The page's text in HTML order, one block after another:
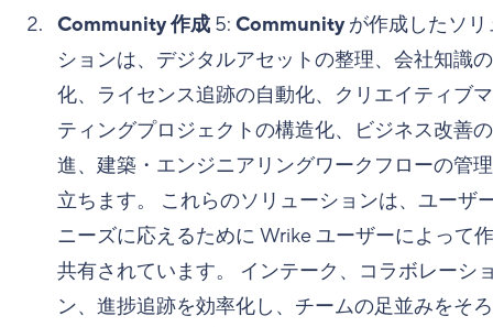
Community 作成 5: Community が作成したソリ
ションは、デジタルアセットの整理、会社知識
化、ライセンス追跡の自動化、クリエイティブ
ティングプロジェクトの構造化、ビジネス改善
進、建築・エンジニアリングワークフローの管
立ちます。 これらのソリューションは、ユーザ
ニーズに応えるために Wrike ユーザーによって
共有されています。 インテーク、コラボレーシ
ン、進捗追跡を効率化し、チームの足並みをそ